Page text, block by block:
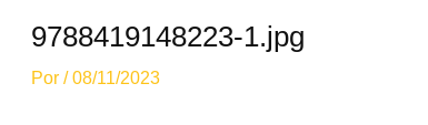
9788419148223-1.jpg
Por /08/11/2023